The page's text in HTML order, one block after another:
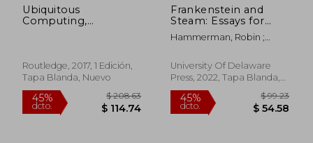
45% $ 393.50 45% $
Ubiquitous
Computing,
Routledge, 2017, 1 Edición,
Tapa Blanda, Nuevo
Frankenstein and
Steam: Essays for
Charles E. Robinson
(en Inglés)
Hammerman, Robin ;
McCutcheon, Mark A.
University Of Delaware
Press, 2022, Tapa Blanda,
Nuevo